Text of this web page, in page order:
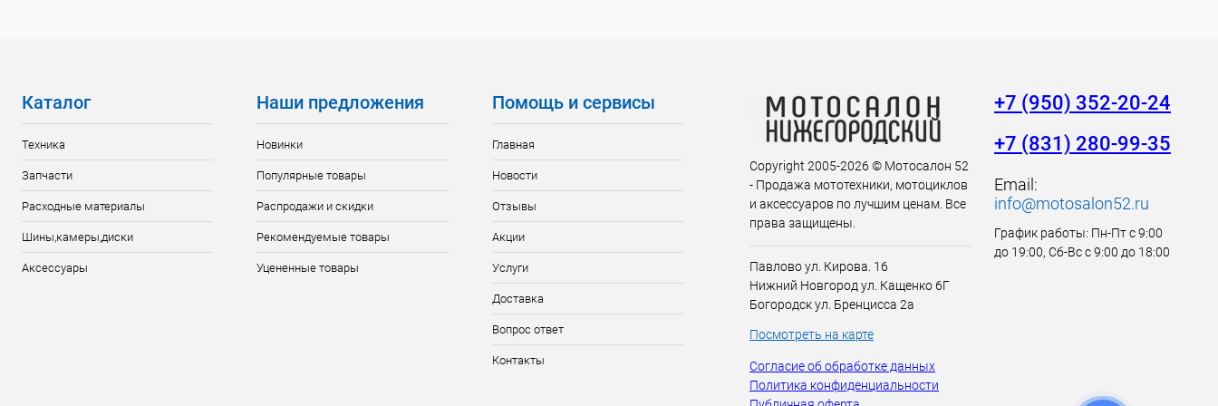
Каталог
Техника
Запчасти
Расходные материалы
Шины,камеры,диски
Аксессуары
Наши предложения
Новинки
Популярные товары
Распродажи и скидки
Рекомендуемые товары
Уцененные товары
Помощь и сервисы
Главная
Новости
Отзывы
Акции
Услуги
Доставка
Вопрос ответ
Контакты
Copyright 2005-2026 © Мотосалон 52
- Продажа мототехники, мотоциклов
и аксессуаров по лучшим ценам. Все
права защищены.
Павлово ул. Кирова. 16
Нижний Новгород ул. Кащенко 6Г
Богородск ул. Бренцисса 2а
Посмотреть на карте
Согласие об обработке данных
Политика конфиденциальности
+7 (950) 352-20-24
+7 (831) 280-99-35
Email:
info@motosalon52.ru
График работы: Пн-Пт с 9:00
до 19:00, Сб-Вс с 9:00 до 18:00